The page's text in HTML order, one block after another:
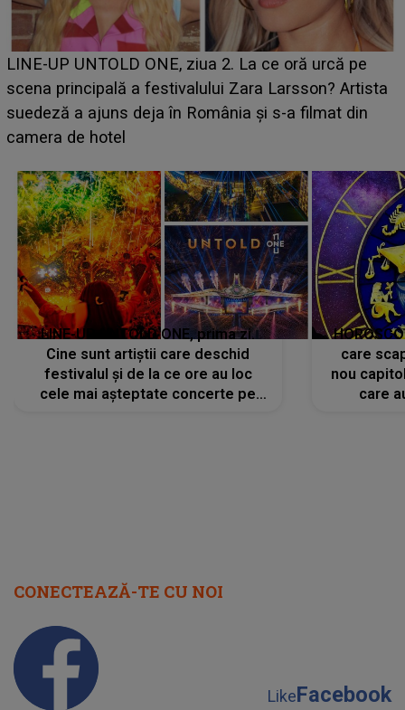
Ce a dezvăluit noua concurentă din "Casa Iubirii" l-a
luat prin surprindere pe Emanuel. CINE ESTE
BĂIATUL VIZAT de Alexandra?! Aflându-se în fața
faptului împlinit, A RECUNOSCUT IMEDIAT: "Am
LINE-UP UNTOLD ONE, prima zi.
Cine sunt artiștii care deschid
festivalul și de la ce ore au loc
cele mai așteptate concerte pe
care
nou
care
CONECTEAZĂ-TE CU NOI
LikeFacebook